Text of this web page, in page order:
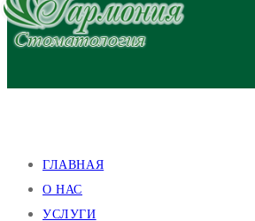
ГЛАВНАЯ
О НАС
УСЛУГИ